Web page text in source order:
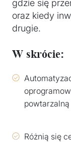
gdzie się
oraz kiedy
drugie.
W skrócie:
Różnią się